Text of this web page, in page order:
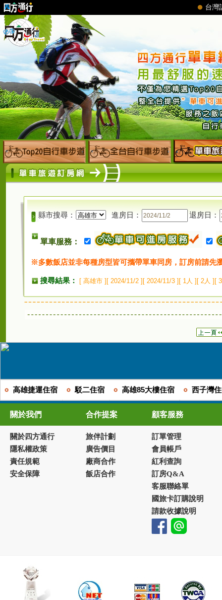
縣市搜尋： 進房日： 退房日：
單車服務：
※多數飯店並非每種房型皆可攜帶單車同房，訂房前請先
搜尋結果： [ 高雄市 ][ 2024/11/2 ][ 2024/11/3 ][ 1人 ][ 2人 ][
高雄捷運住宿 駁二住宿 高雄85大樓住宿 西子灣